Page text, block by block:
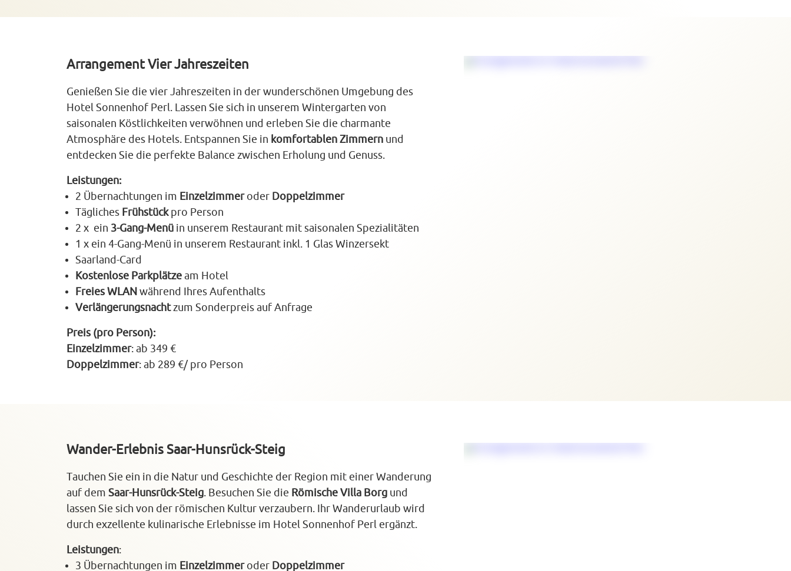
Arrangement Vier Jahreszeiten
Genießen Sie die vier Jahreszeiten in der wunderschönen Umgebung des
Hotel Sonnenhof Perl. Lassen Sie sich in unserem Wintergarten von
saisonalen Köstlichkeiten verwöhnen und erleben Sie die charmante
Atmosphäre des Hotels. Entspannen Sie in komfortablen Zimmern und
entdecken Sie die perfekte Balance zwischen Erholung und Genuss.
Leistungen:
2 Übernachtungen im Einzelzimmer oder Doppelzimmer
Tägliches Frühstückpro Person
2 x ein 3‑Gang‑Menü in unserem Restaurant mit saisonalen Spezialitäten
1 x ein 4‑Gang‑Menü in unserem Restaurant inkl. 1 Glas Winzersekt
Saarland‑Card
Kostenlose Parkplätze am Hotel
Freies WLAN während Ihres Aufenthalts
Verlängerungsnachtzum Sonderpreis auf Anfrage
Preis (pro Person):
Einzelzimmer: ab 349 €
Doppelzimmer: ab 289 €/ pro Person
Wander‑Erlebnis Saar‑Hunsrück‑Steig
Tauchen Sie ein in die Natur und Geschichte der Region mit einer Wanderung
auf dem Saar‑Hunsrück‑Steig. Besuchen Sie die Römische Villa Borg und
lassen Sie sich von der römischen Kultur verzaubern. Ihr Wanderurlaub wird
durch exzellente kulinarische Erlebnisse im Hotel Sonnenhof Perl ergänzt.
Leistungen:
3 Übernachtungen im Einzelzimmeroder Doppelzimmer